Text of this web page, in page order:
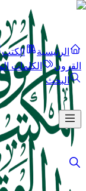
الرئيسية الكتب
القرون
الكلمات
البحث